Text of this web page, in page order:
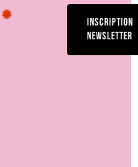
INSCRIPTION
NEWSLETTER